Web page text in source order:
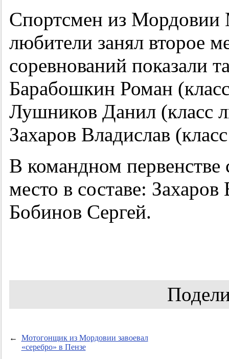
Спортсмен из Мордовии
любители занял второе
соревнований показали
Барабошкин Роман
Лушников Данил (класс
Захаров Владислав
В командном
место в составе:
Бобинов Сергей.
←
Мотогонщик из Мордовии завоевал
«серебро» в Пензе